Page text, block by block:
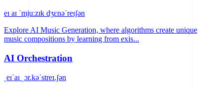
eɪ aɪ ˈmjuːzɪk dʒɛnəˈreɪʃən
Explore AI Music Generation, where algorithms create unique
music compositions by learning from exis...
AI Orchestration
ˌeɪˈaɪ ˌɔr.kəˈstreɪ.ʃən